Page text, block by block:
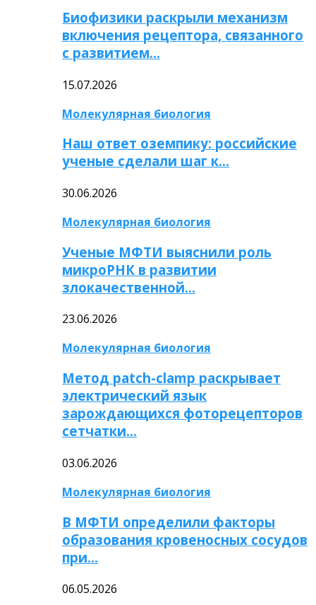
Биофизики раскрыли механизм
включения рецептора, связанного
с развитием…
15.07.2026
Молекулярная биология
Наш ответ оземпику: российские
ученые сделали шаг к…
30.06.2026
Молекулярная биология
Ученые МФТИ выяснили роль
микроРНК в развитии
злокачественной…
23.06.2026
Молекулярная биология
Метод patch-clamp раскрывает
электрический язык
зарождающихся фоторецепторов
сетчатки…
03.06.2026
Молекулярная биология
В МФТИ определили факторы
образования кровеносных сосудов
при…
06.05.2026